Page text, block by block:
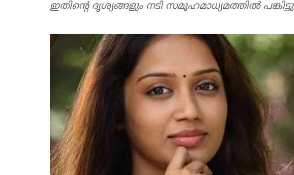
ഇതിന്റെ ദൃശ്യങ്ങളും നടി സമൂഹമാധ്യമത്തിൽ പങ്കിട്ടു